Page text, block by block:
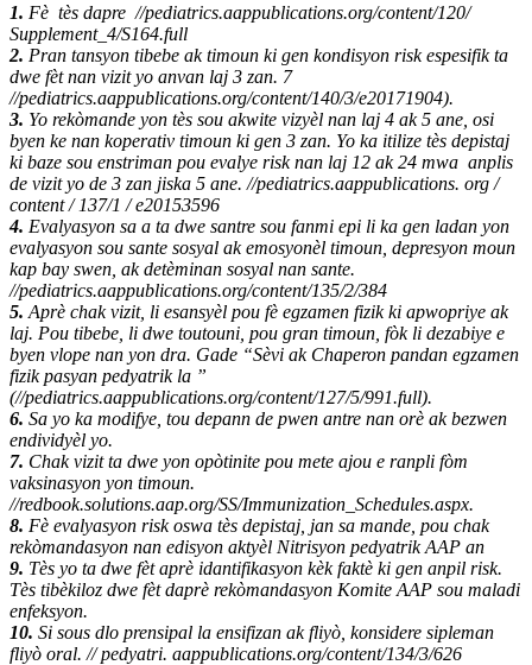
1. Fè tès dapre //pediatrics.aappublications.org/content/120/
Supplement_4/S164.full
2. Pran tansyon tibebe ak timoun ki gen kondisyon risk espesifik ta
dwe fèt nan vizit yo anvan laj 3 zan. 7
//pediatrics.aappublications.org/content/140/3/e20171904).
3. Yo rekòmande yon tès sou akwite vizyèl nan laj 4 ak 5 ane, osi
byen ke nan koperativ timoun ki gen 3 zan. Yo ka itilize tès depistaj
ki baze sou enstriman pou evalye risk nan laj 12 ak 24 mwa anplis
de vizit yo de 3 zan jiska 5 ane. //pediatrics.aappublications. org /
content / 137/1 / e20153596
4. Evalyasyon sa a ta dwe santre sou fanmi epi li ka gen ladan yon
evalyasyon sou sante sosyal ak emosyonèl timoun, depresyon moun
kap bay swen, ak detèminan sosyal nan sante.
//pediatrics.aappublications.org/content/135/2/384
5. Aprè chak vizit, li esansyèl pou fè egzamen fizik ki apwopriye ak
laj. Pou tibebe, li dwe toutouni, pou gran timoun, fòk li dezabiye e
byen vlope nan yon dra. Gade “Sèvi ak Chaperon pandan egzamen
fizik pasyan pedyatrik la ”
(//pediatrics.aappublications.org/content/127/5/991.full).
6. Sa yo ka modifye, tou depann de pwen antre nan orè ak bezwen
endividyèl yo.
7. Chak vizit ta dwe yon opòtinite pou mete ajou e ranpli fòm
vaksinasyon yon timoun.
//redbook.solutions.aap.org/SS/Immunization_Schedules.aspx.
8. Fè evalyasyon risk oswa tès depistaj, jan sa mande, pou chak
rekòmandasyon nan edisyon aktyèl Nitrisyon pedyatrik AAP an
9. Tès yo ta dwe fèt aprè idantifikasyon kèk faktè ki gen anpil risk.
Tès tibèkiloz dwe fèt daprè rekòmandasyon Komite AAP sou maladi
enfeksyon.
10. Si sous dlo prensipal la ensifizan ak fliyò, konsidere sipleman
fliyò oral. // pedyatri. aappublications.org/content/134/3/626